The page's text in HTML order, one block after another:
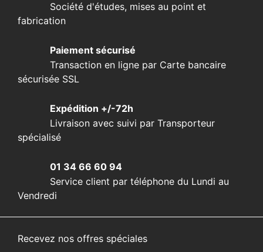
Société d'études, mises au point et
fabrication
Paiement sécurisé
Transaction en ligne par Carte bancaire
sécurisée SSL
Expédition +/-72h
Livraison avec suivi par Transporteur
spécialisé
01 34 66 60 94
Service client par téléphone du Lundi au
Vendredi
Recevez nos offres spéciales